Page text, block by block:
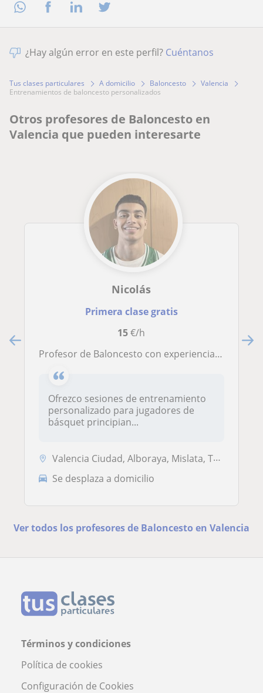
¿Hay algún error en este perfil? Cuéntanos
Tus clases particulares A domicilio Baloncesto
Valencia
entrenamientos de baloncesto personalizados
Otros profesores de Baloncesto en
Valencia que pueden interesarte
Nicolás
Primera clase gratis
15€/h
Profesor de Baloncesto con experiencia preparado para entrenar
Ofrezco sesiones de entrenamiento
personalizado para jugadores de
básquet principian...
Valencia Ciudad, Alboraya, Mislata, Tavernes Blanques, Valencia (Ciuda...
Se desplaza a domicilio
Ver todos los profesores de Baloncesto en Valencia
Términos y condiciones
Política de cookies
Configuración de Cookies